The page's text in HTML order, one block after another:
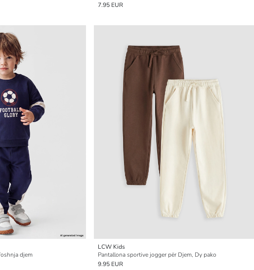
7.95 EUR
djem
LCW Kids
Pantallona sportive jogger për Djem, Dy pako
9.95 EUR